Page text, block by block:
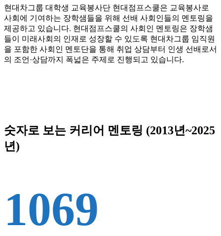
현대차그룹 대학생 교육봉사단 현대점프스쿨은 교육봉사로
사회에 기여하는 장학샘들을 위해 선배 사회인들의 멘토링을
제공하고 있습니다. 현대점프스쿨의 사회인 멘토링은 장학샘
들이 미래사회의 인재로 성장할 수 있도록 현대차그룹 임직원
을 포함한 사회인 멘토단을 통해 취업 상담부터 인생 선배로서
의 조언·상담까지 폭넓은 주제로 진행되고 있습니다.
숫자로 보는 커리어 멘토링 (2013년~2025
년)
1069